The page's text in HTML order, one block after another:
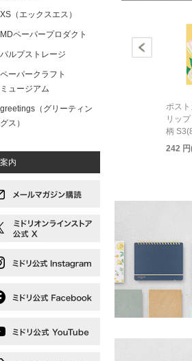
XS（エックスエス）
MDペーパープロダクト
パルプストレージ
ペーパークラフト
ミュージアム
greetings（グリーティン
グス）
内
ポス
リップ
柄
242